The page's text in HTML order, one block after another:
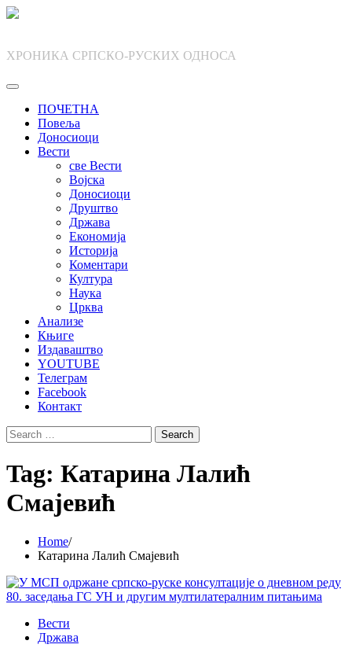
Skip
ХРОНИКА СРПСКО-РУСКИХ ОДНОСА
ПОЧЕТНА
Повеља
Доносиоци
Вести
све Вести
Војска
Доносиоци
Друштво
Држава
Економија
Историја
Коментари
Култура
Наука
Црква
Анализе
Књиге
Издаваштво
YOUTUBE
Телеграм
Facebook
Контакт
Search
for:
Tag: Катарина Лалић
Смајевић
Home
Катарина Лалић Смајевић
Вести
Држава